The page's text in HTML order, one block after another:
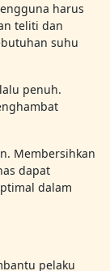
teliti dan
suhu
penuh.
Membersihkan
dapat
dalam
pelaku